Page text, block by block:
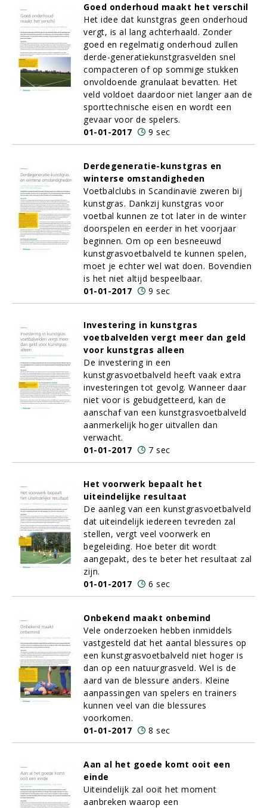
Goed onderhoud maakt het verschil
Het idee dat kunstgras geen onderhoud
vergt, is al lang achterhaald. Zonder
goed en regelmatig onderhoud zullen
derde-generatiekunstgrasvelden snel
compacteren of op sommige stukken
onvoldoende granulaat bevatten. Het
veld voldoet daardoor niet langer aan de
sporttechnische eisen en wordt een
gevaar voor de spelers.
01-01-2017
9 sec
Derdegeneratie-kunstgras en
winterse omstandigheden
Voetbalclubs in Scandinavië zweren bij
kunstgras. Dankzij kunstgras voor
voetbal kunnen ze tot later in de winter
doorspelen en eerder in het voorjaar
beginnen. Om op een besneeuwd
kunstgrasvoetbalveld te kunnen spelen,
moet je echter wel wat doen. Bovendien
is het niet altijd bespeelbaar.
01-01-2017
9 sec
Investering in kunstgras
voetbalvelden vergt meer dan geld
voor kunstgras alleen
De investering in een
kunstgrasvoetbalveld heeft vaak extra
investeringen tot gevolg. Wanneer daar
niet voor is gebudgetteerd, kan de
aanschaf van een kunstgrasvoetbalveld
aanmerkelijk hoger uitvallen dan
verwacht.
01-01-2017
7 sec
Het voorwerk bepaalt het
uiteindelijke resultaat
De aanleg van een kunstgrasvoetbalveld
dat uiteindelijk iedereen tevreden zal
stellen, vergt veel voorwerk en
begeleiding. Hoe beter dit wordt
aangepakt, des te beter het resultaat zal
zijn.
01-01-2017
6 sec
Onbekend maakt onbemind
Vele onderzoeken hebben inmiddels
vastgesteld dat het aantal blessures op
een kunstgrasvoetbalveld niet hoger is
dan op een natuurgrasveld. Wel is de
aard van de blessure anders. Kleine
aanpassingen van spelers en trainers
kunnen veel van die blessures
voorkomen.
01-01-2017
8 sec
Aan al het goede komt ooit een
einde
Uiteindelijk zal ooit het moment
aanbreken waarop een